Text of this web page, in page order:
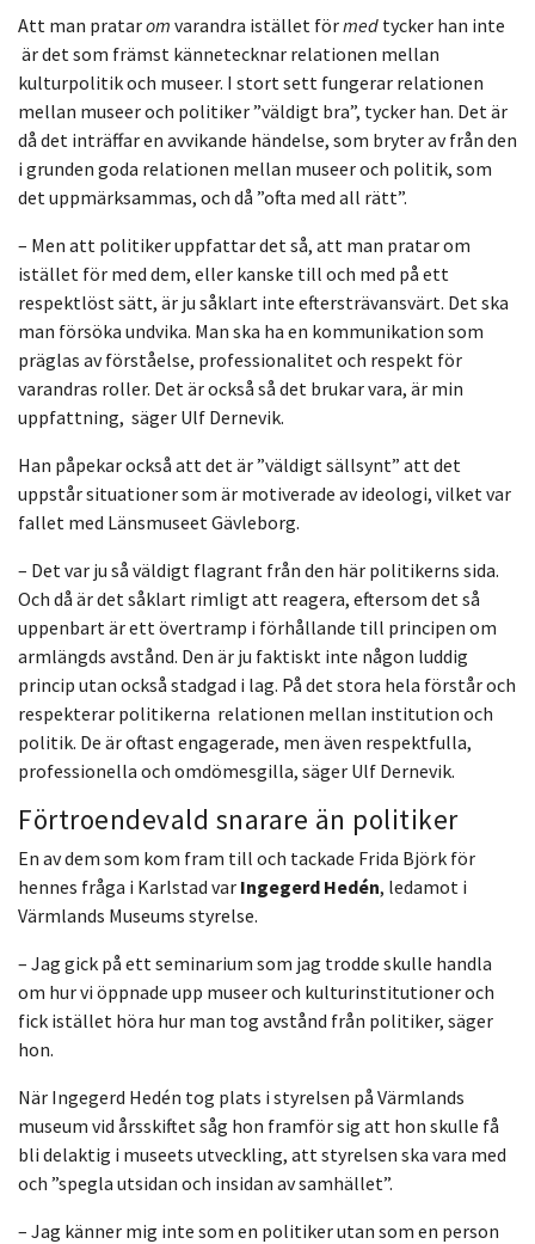
Att man pratarom varandra istället förmed tycker han inte
är det som främst kännetecknar relationen mellan
kulturpolitik och museer. I stort sett fungerar relationen
mellan museer och politiker ”väldigt bra”, tycker han. Det är
då det inträffar en avvikande händelse, som bryter av från den
i grunden goda relationen mellan museer och politik, som
det uppmärksammas, och då ”ofta med all rätt”.
– Men att politiker uppfattar det så, att man pratar om
istället för med dem, eller kanske till och med på ett
respektlöst sätt, är ju såklart inte eftersträvansvärt. Det ska
man försöka undvika. Man ska ha en kommunikation som
präglas av förståelse, professionalitet och respekt för
varandras roller. Det är också så det brukar vara, är min
uppfattning, säger Ulf Dernevik.
Han påpekar också att det är ”väldigt sällsynt” att det
uppstår situationer som är motiverade av ideologi, vilket var
fallet med Länsmuseet Gävleborg.
– Det var ju så väldigt flagrant från den här politikerns sida.
Och då är det såklart rimligt att reagera, eftersom det så
uppenbart är ett övertramp i förhållande till principen om
armlängds avstånd. Den är ju faktiskt inte någon luddig
princip utan också stadgad i lag. På det stora hela förstår och
respekterar politikerna relationen mellan institution och
politik. De är oftast engagerade, men även respektfulla,
professionella och omdömesgilla, säger Ulf Dernevik.
Förtroendevald snarare än politiker
En av dem som kom fram till och tackade Frida Björk för
hennes fråga i Karlstad var Ingegerd Hedén, ledamot i
Värmlands Museums styrelse.
– Jag gick på ett seminarium som jag trodde skulle handla
om hur vi öppnade upp museer och kulturinstitutioner och
fick istället höra hur man tog avstånd från politiker, säger
hon.
När Ingegerd Hedén tog plats i styrelsen på Värmlands
museum vid årsskiftet såg hon framför sig att hon skulle få
bli delaktig i museets utveckling, att styrelsen ska vara med
och ”spegla utsidan och insidan av samhället”.
– Jag känner mig inte som en politiker utan som en person